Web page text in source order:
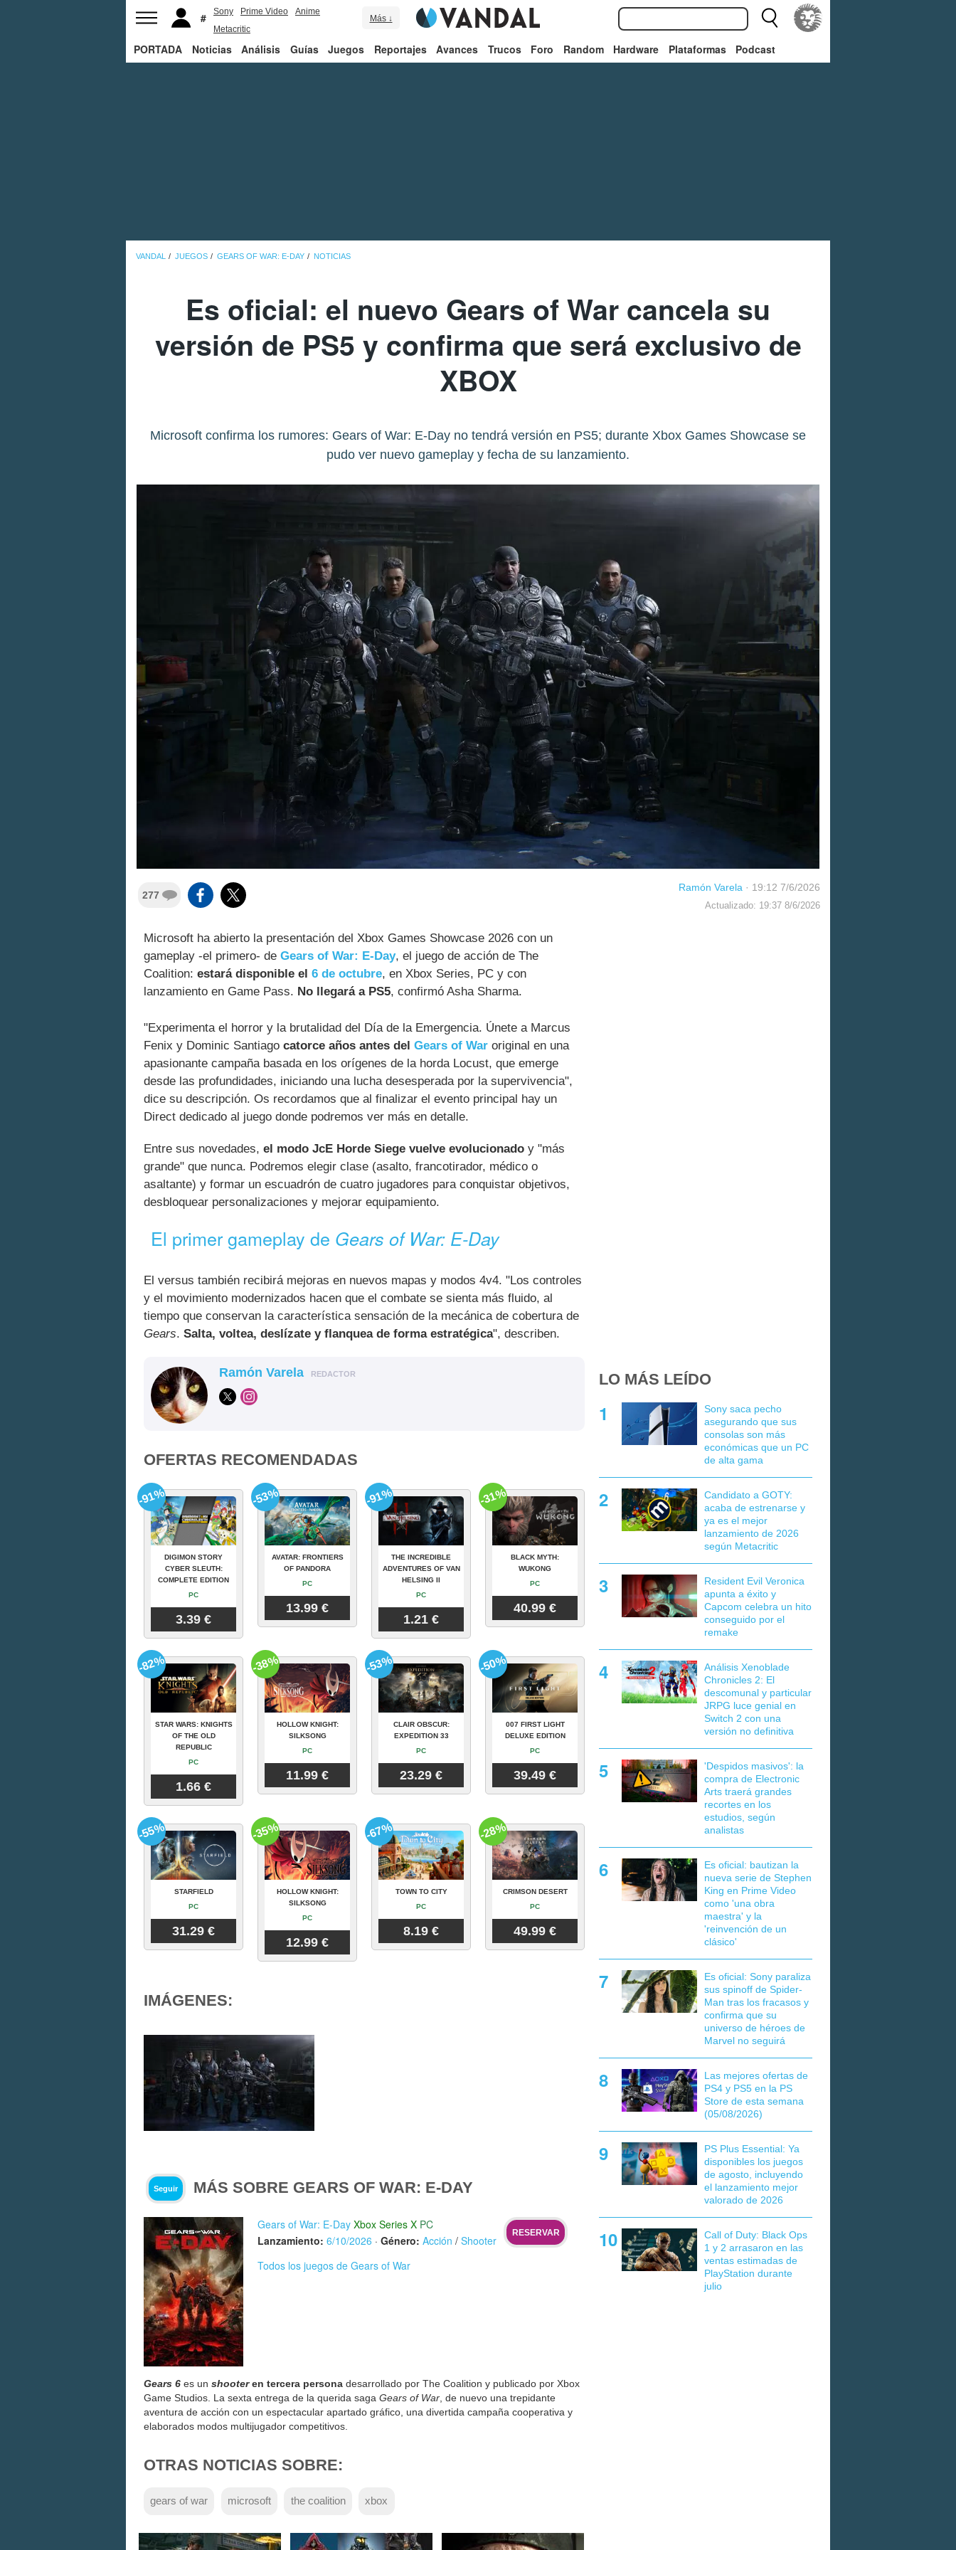
Sony Prime Video
Anime
Metacritic
Más ↓
PORTADA Noticias Análisis Guías Juegos Reportajes Avances Trucos Foro Random Hardware Plataformas Podcast
VANDAL JUEGOS GEARS OF WAR: E-DAY NOTICIAS
Es oficial: el nuevo Gears of War cancela su
versión de PS5 y confirma que será exclusivo de
XBOX
Microsoft confirma los rumores: Gears of War: E-Day no tendrá versión en PS5; durante Xbox Games Showcase se
pudo ver nuevo gameplay y fecha de su lanzamiento.
277
Ramón Varela · 19:12 7/6/2026
Actualizado: 19:37 8/6/2026
Microsoft ha abierto la presentación del Xbox Games Showcase 2026 con un
gameplay -el primero- de Gears of War: E-Day, el juego de acción de The
Coalition: estará disponible el 6 de octubre, en Xbox Series, PC y con
lanzamiento en Game Pass. No llegará a PS5, confirmó Asha Sharma.
"Experimenta el horror y la brutalidad del Día de la Emergencia. Únete a Marcus
Fenix y Dominic Santiago catorce años antes del Gears of War original en una
apasionante campaña basada en los orígenes de la horda Locust, que emerge
desde las profundidades, iniciando una lucha desesperada por la supervivencia",
dice su descripción. Os recordamos que al finalizar el evento principal hay un
Direct dedicado al juego donde podremos ver más en detalle.
Entre sus novedades, el modo JcE Horde Siege vuelve evolucionado y "más
grande" que nunca. Podremos elegir clase (asalto, francotirador, médico o
asaltante) y formar un escuadrón de cuatro jugadores para conquistar objetivos,
desbloquear personalizaciones y mejorar equipamiento.
El primer gameplay de Gears of War: E-Day
El versus también recibirá mejoras en nuevos mapas y modos 4v4. "Los controles
y el movimiento modernizados hacen que el combate se sienta más fluido, al
tiempo que conservan la característica sensación de la mecánica de cobertura de
Gears. Salta, voltea, deslízate y flanquea de forma estratégica", describen.
Ramón Varela REDACTOR
OFERTAS RECOMENDADAS
DIGIMON STORY
CYBER SLEUTH:
COMPLETE EDITION
PC
3.39 €
-91%
AVATAR: FRONTIERS
OF PANDORA
PC
13.99 €
-53%
THE INCREDIBLE
ADVENTURES OF VAN
HELSING II
PC
1.21 €
-91%
BLACK MYTH:
WUKONG
PC
40.99 €
-31%
STAR WARS: KNIGHTS
OF THE OLD
REPUBLIC
PC
1.66 €
-82%
HOLLOW KNIGHT:
SILKSONG
PC
11.99 €
-38%
CLAIR OBSCUR:
EXPEDITION 33
PC
23.29 €
-53%
007 FIRST LIGHT
DELUXE EDITION
PC
39.49 €
-50%
STARFIELD
PC
31.29 €
-55%
HOLLOW KNIGHT:
SILKSONG
PC
12.99 €
-35%
TOWN TO CITY
PC
8.19 €
-67%
CRIMSON DESERT
PC
49.99 €
-28%
IMÁGENES:
Seguir MÁS SOBRE GEARS OF WAR: E-DAY
Gears of War: E-Day Xbox Series X PC
Lanzamiento: 6/10/2026 · Género: Acción / Shooter
RESERVAR
Todos los juegos de Gears of War
Gears 6 es un shooteren tercera persona desarrollado por The Coalition y publicado por Xbox
Game Studios. La sexta entrega de la querida saga Gears of War, de nuevo una trepidante
aventura de acción con un espectacular apartado gráfico, una divertida campaña cooperativa y
elaborados modos multijugador competitivos.
OTRAS NOTICIAS SOBRE:
gears of war microsoft the coalition xbox
LO MÁS LEÍDO
Sony saca pecho
asegurando que sus
consolas son más
económicas que un PC
de alta gama
Candidato a GOTY:
acaba de estrenarse y
ya es el mejor
lanzamiento de 2026
según Metacritic
Resident Evil Veronica
apunta a éxito y
Capcom celebra un hito
conseguido por el
remake
Análisis Xenoblade
Chronicles 2: El
descomunal y particular
JRPG luce genial en
Switch 2 con una
versión no definitiva
'Despidos masivos': la
compra de Electronic
Arts traerá grandes
recortes en los
estudios, según
analistas
Es oficial: bautizan la
nueva serie de Stephen
King en Prime Video
como 'una obra
maestra' y la
'reinvención de un
clásico'
Es oficial: Sony paraliza
sus spinoff de Spider-
Man tras los fracasos y
confirma que su
universo de héroes de
Marvel no seguirá
Las mejores ofertas de
PS4 y PS5 en la PS
Store de esta semana
(05/08/2026)
PS Plus Essential: Ya
disponibles los juegos
de agosto, incluyendo
el lanzamiento mejor
valorado de 2026
Call of Duty: Black Ops
1 y 2 arrasaron en las
ventas estimadas de
PlayStation durante
julio